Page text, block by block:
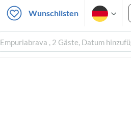
Wunschlisten
Empuriabrava , 2 Gäste, Datum